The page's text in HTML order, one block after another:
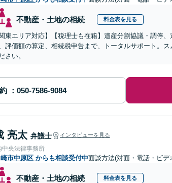
不動産・土地の相続 料金表を見る
関東エリア対応】【税理士も在籍】遺産分割協議・調停
評価額の算定、相続税申告まで、トータルサポート。
さい。
亮太 弁護士 インタビューを見る
中央法律事務所
市中原区 からも相談受付中面談方法(対面・電話・ビデ
不動産・土地の相続 料金表を見る